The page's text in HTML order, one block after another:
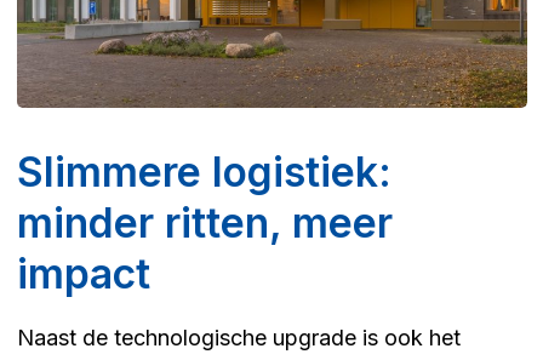
Slimmere logistiek:
minder ritten, meer
impact
Naast de technologische upgrade is ook het